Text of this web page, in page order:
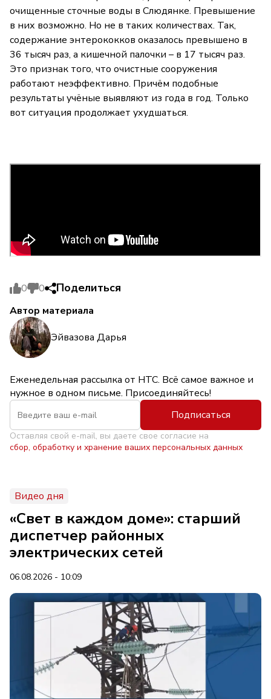
очищенные сточные воды в Слюдянке. Превышение
в них возможно. Но не в таких количествах. Так,
содержание энтерококков оказалось превышено в
36 тысяч раз, а кишечной палочки – в 17 тысяч раз.
Это признак того, что очистные сооружения
работают неэффективно. Причём подобные
результаты учёные выявляют из года в год. Только
вот ситуация продолжает ухудшаться.
0 0 Поделиться
Автор материала
Эйвазова Дарья
Еженедельная рассылка от НТС. Всё самое важное и
нужное в одном письме. Присоединяйтесь!
Подписаться
Оставляя свой e-mail, вы даете свое согласие на
сбор, обработку и хранение ваших персональных данных
Видео дня
«Свет в каждом доме»: старший
диспетчер районных
электрических сетей
06.08.2026 - 10:09